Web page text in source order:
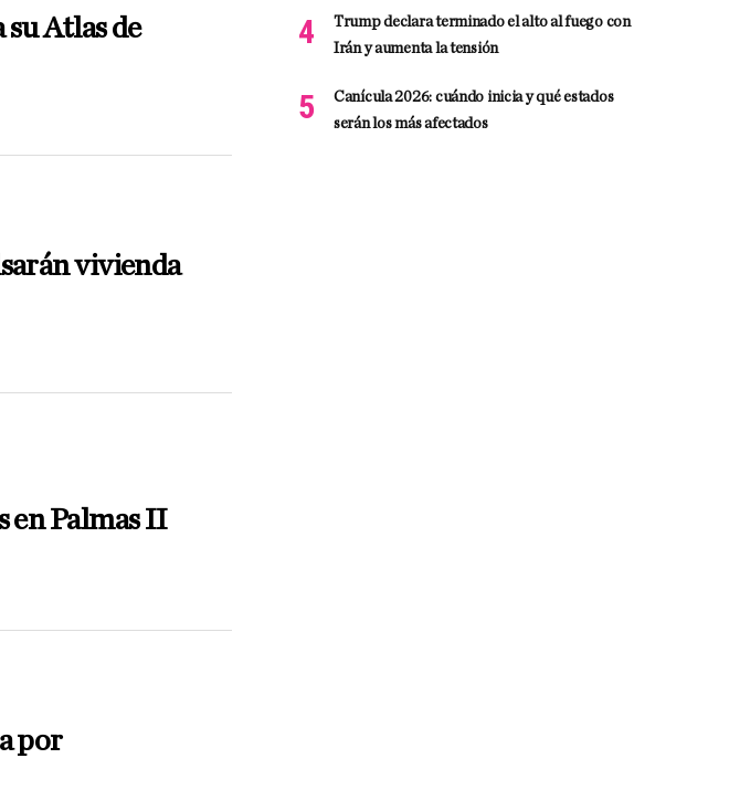
Atlas de
vivienda
en Palmas II
por
Trump declara terminado el alto al fuego con
Irán y aumenta la tensión
Canícula 2026: cuándo inicia y qué estados
serán los más afectados